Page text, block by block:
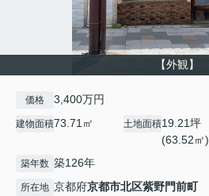
【外観】
価格 3,400万円
建物面積73.71㎡ 土地面積19.21坪
(63.52㎡)
築年数 築126年
所在地 京都府京都市北区紫野門前町